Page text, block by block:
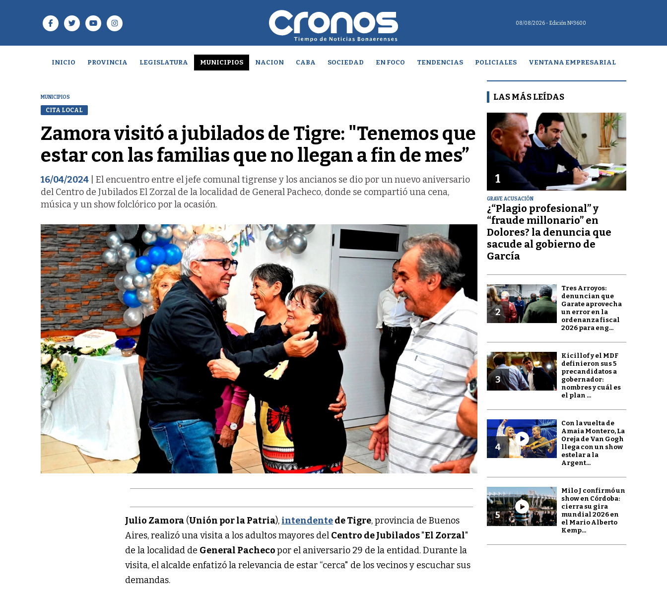
08/08/2026 - Edición Nº3600
INICIO PROVINCIA LEGISLATURA MUNICIPIOS NACION CABA SOCIEDAD EN FOCO TENDENCIAS POLICIALES VENTANA EMPRESARIAL
MUNICIPIOS
CITA LOCAL
Zamora visitó a jubilados de Tigre: "Tenemos que
estar con las familias que no llegan a fin de mes”
16/04/2024 | El encuentro entre el jefe comunal tigrense y los ancianos se dio por un nuevo aniversario
del Centro de Jubilados El Zorzal de la localidad de General Pacheco, donde se compartió una cena,
música y un show folclórico por la ocasión.
Julio Zamora (Unión por la Patria), intendentede Tigre, provincia de Buenos
Aires, realizó una visita a los adultos mayores del Centro de Jubilados"El Zorzal"
de la localidad de General Pachecopor el aniversario 29 de la entidad. Durante la
visita, el alcalde enfatizó la relevancia de estar “cerca" de los vecinos y escuchar sus
demandas.
LAS MÁS LEÍDAS
1
GRAVE ACUSACIÓN
¿“Plagio profesional” y
“fraude millonario” en
Dolores? la denuncia que
sacude al gobierno de
García
2
Tres Arroyos:
denuncian que
Garate aprovecha
un error en la
ordenanza fiscal
2026 para eng...
3
Kicillof y el MDF
definieron sus 5
precandidatos a
gobernador:
nombres y cuál es
el plan ...
4
Con la vuelta de
Amaia Montero, La
Oreja de Van Gogh
llega con un show
estelar a la
Argent...
5
Milo J confirmó un
show en Córdoba:
cierra su gira
mundial 2026 en
el Mario Alberto
Kemp...